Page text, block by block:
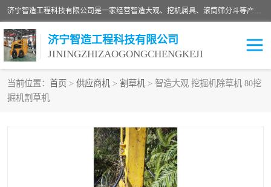
济宁智造工程科技有限公司是一家经营智造大观、挖机属具、滚筒筛分斗等产品的滑移装载机厂家。济宁智造工程科技有限公司奉行以质量赢得用户，诚信为本，互利共赢的宗旨，依靠雄厚的技术力量，科学的管理制度，先进的加工检测设备，始终坚持以客户为中心，免费咨询！
济宁智造工程科技有限公司
JININGZHIZAOGONGCHENGKEJI
当前位置： 首页 > 供应商机 > 割草机 > 智造大观 挖掘机除草机 80挖
掘机割草机
振动夯
移动破碎机
粉碎钳